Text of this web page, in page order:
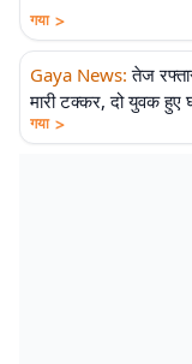
गया >
Gaya News: तेज
मारी टक्कर, दो युवक हुए
गया >